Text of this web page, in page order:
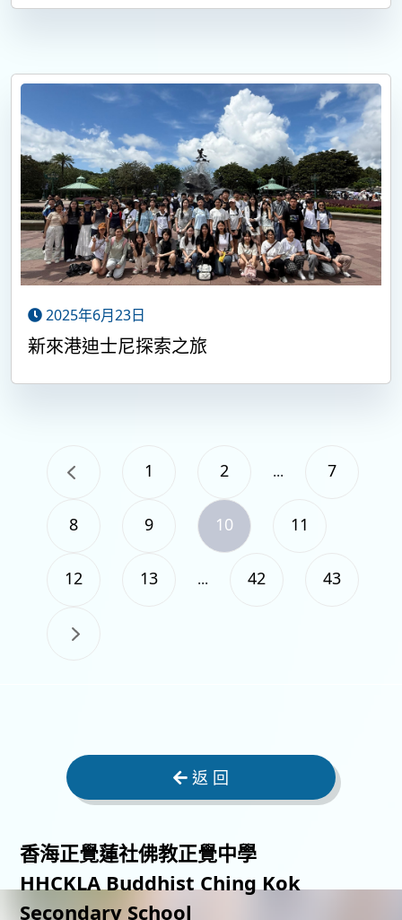
2025年6月23日
新來港迪士尼探索之旅
1 2 ... 7
8 9 10 11
12 13 ... 42 43
返 回
香海正覺蓮社佛教正覺中學
HHCKLA Buddhist Ching Kok
Secondary School